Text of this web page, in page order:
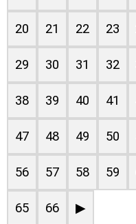
20 21 22 23
29 30 31 32
38 39 40 41
47 48 49 50
56 57 58 59
65 66 ▶